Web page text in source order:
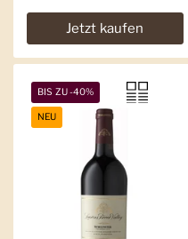
Jetzt kaufen
BIS ZU -40%
NEU